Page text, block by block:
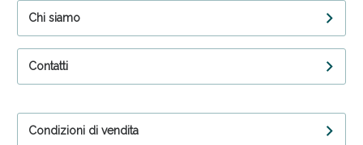
Chi siamo
Contatti
Condizioni di vendita